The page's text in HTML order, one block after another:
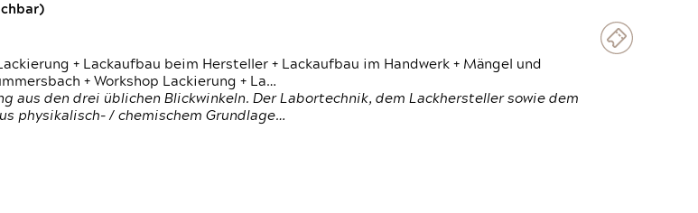
+ Lackaufbau beim Hersteller + Lackaufbau im Handwerk + Mängel und
+ Workshop Lackierung + La…
aus den drei üblichen Blickwinkeln. Der Labortechnik, dem Lackhersteller sowie dem
physikalisch- / chemischem Grundlage…